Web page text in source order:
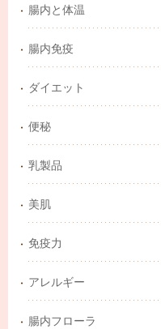
腸内と体温
腸内免疫
ダイエット
便秘
乳製品
美肌
免疫力
アレルギー
腸内フローラ